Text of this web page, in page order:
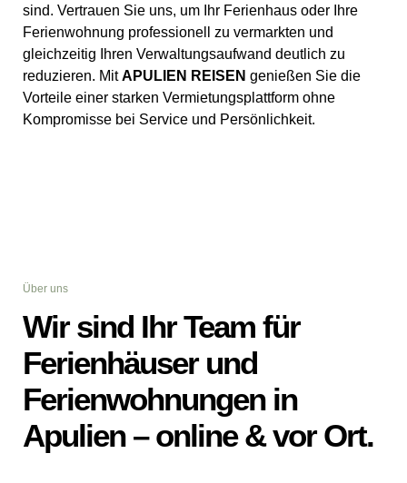
sind. Vertrauen Sie uns, um Ihr Ferienhaus oder Ihre
Ferienwohnung professionell zu vermarkten und
gleichzeitig Ihren Verwaltungsaufwand deutlich zu
reduzieren. MitAPULIEN REISEN genießen Sie die
Vorteile einer starken Vermietungsplattform ohne
Kompromisse bei Service und Persönlichkeit.
Über uns
Wir sind Ihr Team für
Ferienhäuser und
Ferienwohnungen in
Apulien – online & vor Ort.